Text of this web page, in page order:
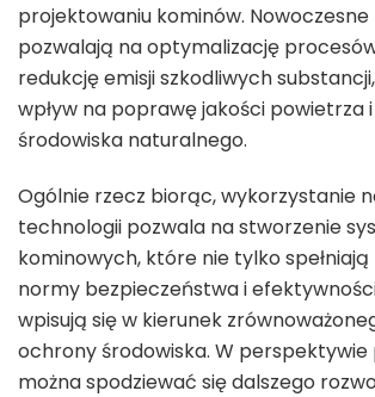
projektowaniu kominów.
pozwalają na optymalizację
redukcję emisji szkodliwych
wpływ na poprawę jakości powietrza
środowiska naturalnego.
Ogólnie rzecz biorąc, wykorzystanie
technologii pozwala na stworzenie
kominowych, które nie tylko spełniają
normy bezpieczeństwa i
wpisują się w kierunek
ochrony środowiska. W perspektywie
można spodziewać się dalszego